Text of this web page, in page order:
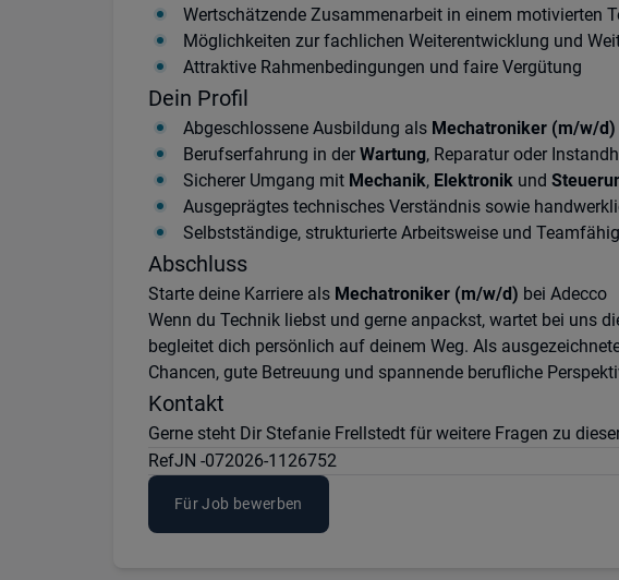
Wertschätzende Zusammenarbeit in einem motivierten
Möglichkeiten zur fachlichen Weiterentwicklung und
Attraktive Rahmenbedingungen und faire Vergütung
Dein Profil
Abgeschlossene Ausbildung als Mechatroniker (m/w/d)
Berufserfahrung in der Wartung, Reparatur oder
Sicherer Umgang mit Mechanik, Elektronik und
Ausgeprägtes technisches Verständnis sowie
Selbstständige, strukturierte Arbeitsweise und
Abschluss
Starte deine Karriere als Mechatroniker (m/w/d) bei Adecco
Wenn du Technik liebst und gerne anpackst, wartet bei uns
begleitet dich persönlich auf deinem Weg. Als
Chancen, gute Betreuung und spannende berufliche
Kontakt
Gerne steht Dir Stefanie Frellstedt für weitere Fragen zu
RefJN -072026-1126752
Für Job bewerben